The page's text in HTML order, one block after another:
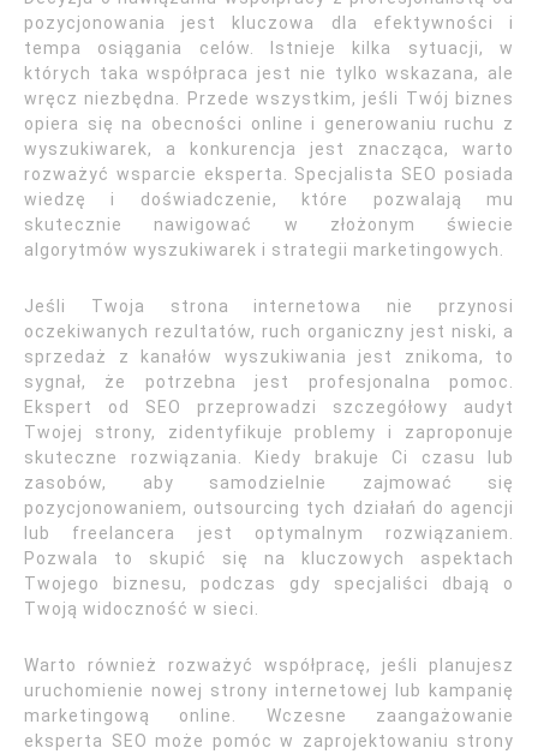
pozycjonowania jest kluczowa dla efektywności i
tempa osiągania celów. Istnieje kilka sytuacji, w
których taka współpraca jest nie tylko wskazana, ale
wręcz niezbędna. Przede wszystkim, jeśli Twój biznes
opiera się na obecności online i generowaniu ruchu z
wyszukiwarek, a konkurencja jest znacząca, warto
rozważyć wsparcie eksperta. Specjalista SEO posiada
wiedzę i doświadczenie, które pozwalają mu
skutecznie nawigować w złożonym świecie
algorytmów wyszukiwarek i strategii marketingowych.
Jeśli Twoja strona internetowa nie przynosi
oczekiwanych rezultatów, ruch organiczny jest niski, a
sprzedaż z kanałów wyszukiwania jest znikoma, to
sygnał, że potrzebna jest profesjonalna pomoc.
Ekspert od SEO przeprowadzi szczegółowy audyt
Twojej strony, zidentyfikuje problemy i zaproponuje
skuteczne rozwiązania. Kiedy brakuje Ci czasu lub
zasobów, aby samodzielnie zajmować się
pozycjonowaniem, outsourcing tych działań do agencji
lub freelancera jest optymalnym rozwiązaniem.
Pozwala to skupić się na kluczowych aspektach
Twojego biznesu, podczas gdy specjaliści dbają o
Twoją widoczność w sieci.
Warto również rozważyć współpracę, jeśli planujesz
uruchomienie nowej strony internetowej lub kampanię
marketingową online. Wczesne zaangażowanie
eksperta SEO może pomóc w zaprojektowaniu strony